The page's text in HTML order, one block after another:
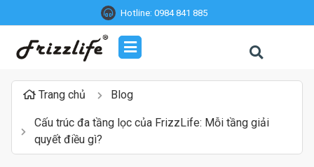
Hotline: 0984 841 885
Trang chủ Blog
Cấu trúc đa tầng lọc của FrizzLife: Mỗi tầng giải
quyết điều gì?